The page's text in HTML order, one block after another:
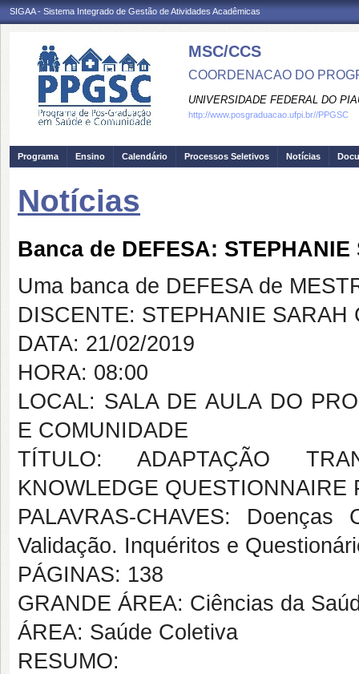
SIGAA - Sistema Integrado de Gestão de Atividades Acadêmicas
MSC/CCS
COORDENACAO DO
UNIVERSIDADE FEDERAL DO
http://www.posgraduacao.ufpi.br//PPGSC
Programa Ensino Calendário Processos Seletivos Notícias
Notícias
Banca de DEFESA:
Uma banca de DEFESA de
DISCENTE: STEPHANIE SARAH
DATA: 21/02/2019
HORA: 08:00
LOCAL: SALA DE AULA DO
E COMUNIDADE
TÍTULO: ADAPTAÇÃO
KNOWLEDGE QUESTIONNAIRE
PALAVRAS-CHAVES:
Validação. Inquéritos e
PÁGINAS: 138
GRANDE ÁREA: Ciências da
ÁREA: Saúde Coletiva
RESUMO: